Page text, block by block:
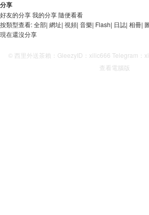
分享
好友的分享我的分享隨便看看
按類型查看:全部| 網址| 視頻| 音樂| Flash| 日誌| 相冊|
現在還沒分享
© 西里外送茶賴：GleezyID：xilic666 Telegram：
查看電腦版